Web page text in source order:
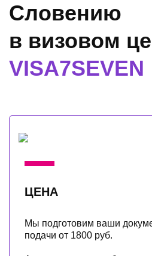
Словению
в визовом
VISA7SEVEN
ЦЕНА
Мы подготовим ваши
подачи от 1800 руб.